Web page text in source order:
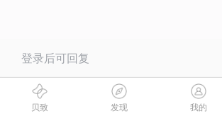
登录后可回复
贝致 发现 我的